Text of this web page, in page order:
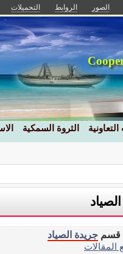
الصور الروابط التحميلات
الثروة السمكية
جريدة الصياد